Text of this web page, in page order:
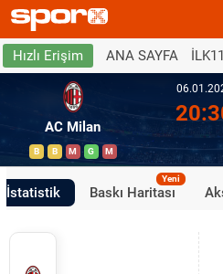
Hızlı Erişim ANA SAYFA
AC Milan
B B M G M
İstatistik Baskı Haritası
Yeni